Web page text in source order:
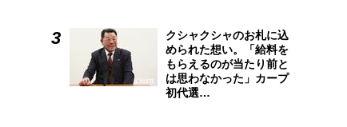
クシャクシャのお札に込
められた想い。「給料を
もらえるのが当たり前と
は思わなかった」カープ
初代選…